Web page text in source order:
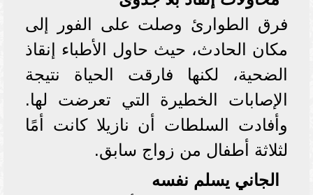
فرق الطوارئ وصلت على الفور إلى
مكان الحادث، حيث حاول الأطباء إنقاذ
الضحية، لكنها فارقت الحياة نتيجة
الإصابات الخطيرة التي تعرضت لها.
وأفادت السلطات أن نازيلا كانت أمًا
لثلاثة أطفال من زواج سابق.
الجاني يسلم نفسه